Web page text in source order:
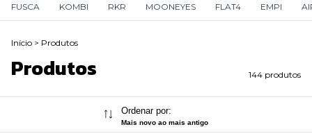
FUSCA KOMBI RKR MOONEYES FLAT4 EMPI
Início > Produtos
Produtos 144 produtos
Ordenar por:
Mais novo ao mais antigo